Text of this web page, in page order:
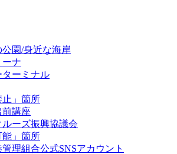
園/身近な海岸
ーナ
ターミナル
止」箇所
講座
ーズ振興協議会
能」箇所
理組合公式SNSアカウント